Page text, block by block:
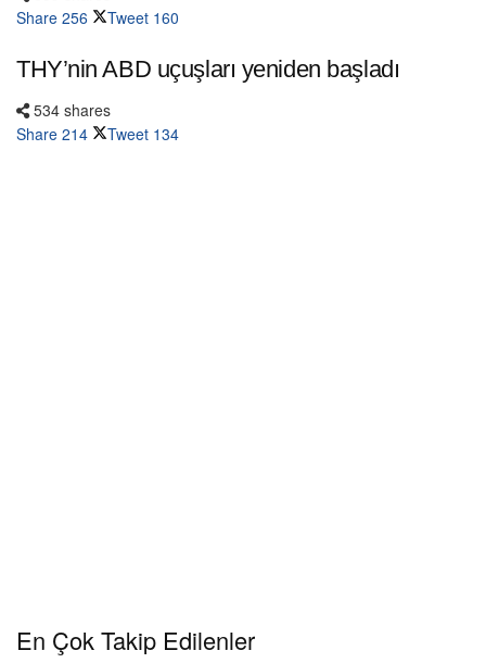
Share 256 Tweet 160
THY’nin ABD uçuşları yeniden başladı
534 shares
Share 214 Tweet 134
En Çok Takip Edilenler